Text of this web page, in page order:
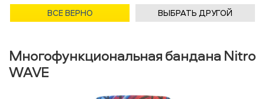
Назад/Главная/Каталог/Велосипеды/Аксессуары/
Многофункциональные банданы
Многофункциональная бандана Nitro
WAVE
ВСЕ ВЕРНО ВЫБРАТЬ ДРУГОЙ